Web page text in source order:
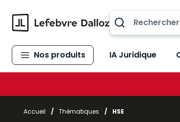
Nos produits IA Juridique
Accueil / Thématiques / HSE